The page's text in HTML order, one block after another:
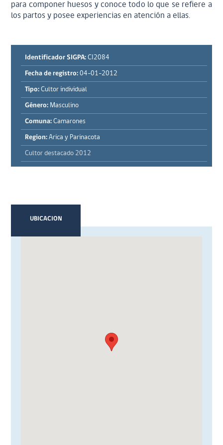
para componer huesos y conoce todo lo que se refiere a
los partos y posee experiencias en atención a ellas.
Identificador SIGPA: CI2084
Fecha de registro: 04-01-2012
Tipo: Cultor individual
Género: Masculino
Comuna: Camarones
Region: Arica y Parinacota
Cultor destacado 2012
UBICACION